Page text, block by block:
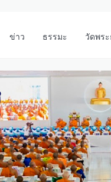
ข่าว ธรรมะ วัดพร